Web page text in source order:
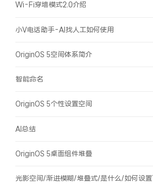
Wi-Fi穿墙模式2.0介绍
小V电话助手-AI找人工如何使用
OriginOS 5空间体系简介
智能命名
OriginOS 5个性设置空间
AI总结
OriginOS 5桌面组件堆叠
光影空间/渐进模糊/堆叠式/是什么/如何设置